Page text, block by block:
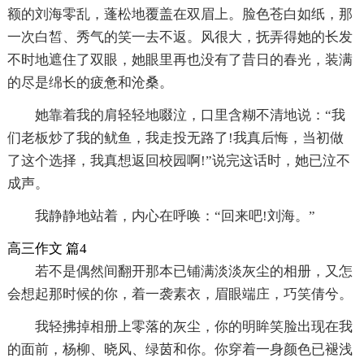
额的刘海零乱，蓬松地覆盖在双眉上。脸色苍白如纸，那
一次白皙、秀气的笑一去不返。风很大，抚弄得她的长发
不时地遮住了双眼，她眼里再也没有了昔日的春光，装满
的尽是绵长的疲惫和沧桑。
她靠着我的肩轻轻地啜泣，口里含糊不清地说：“我
们老板炒了我的鱿鱼，我走投无路了!我真后悔，当初做
了这个选择，我真想返回校园啊!”说完这话时，她已泣不
成声。
我静静地站着，内心在呼唤：“回来吧!刘海。”
高三作文 篇4
若不是偶然间翻开那本已铺满淡淡灰尘的相册，又怎
会想起那时候的你，着一袭素衣，眉眼端庄，巧笑倩兮。
我轻拂掉相册上零落的灰尘，你的明眸笑脸出现在我
的面前，杨柳、晓风、绿茵和你。你穿着一身颜色已褪浅